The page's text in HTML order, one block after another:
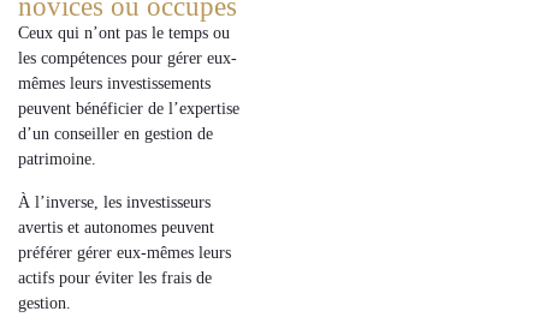
novices ou occupés
Ceux qui n’ont pas le temps ou
les compétences pour gérer eux-
mêmes leurs investissements
peuvent bénéficier de l’expertise
d’un conseiller en gestion de
patrimoine.
À l’inverse, les investisseurs
avertis et autonomes peuvent
préférer gérer eux-mêmes leurs
actifs pour éviter les frais de
gestion.